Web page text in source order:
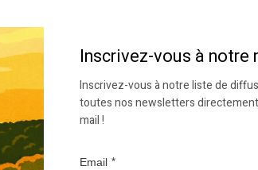
Inscrivez-vous à notre
Inscrivez-vous à notre liste de
toutes nos newsletters
mail !
Email *